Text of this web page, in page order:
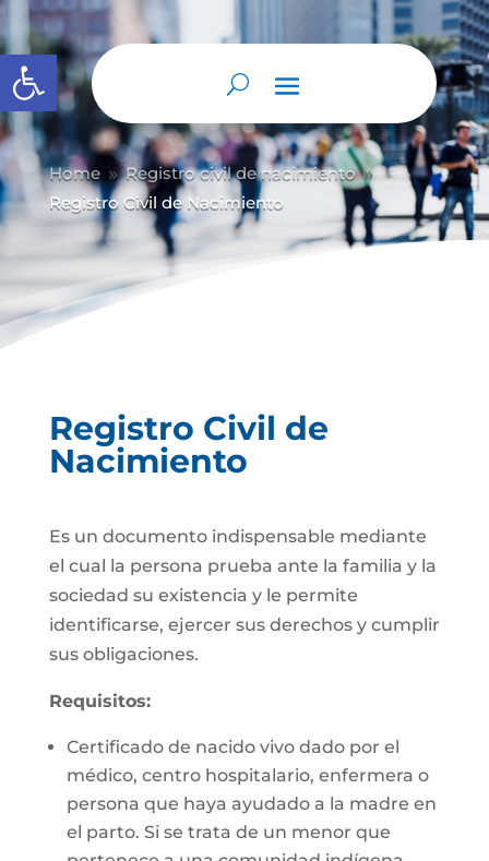
Abrir barra de herramientas
Home 9 Registro civil de nacimiento 9
Registro Civil de Nacimiento
Registro Civil de
Nacimiento
Es un documento indispensable mediante
el cual la persona prueba ante la familia y la
sociedad su existencia y le permite
identificarse, ejercer sus derechos y cumplir
sus obligaciones.
Requisitos:
Certificado de nacido vivo dado por el
médico, centro hospitalario, enfermera o
persona que haya ayudado a la madre en
el parto. Si se trata de un menor que